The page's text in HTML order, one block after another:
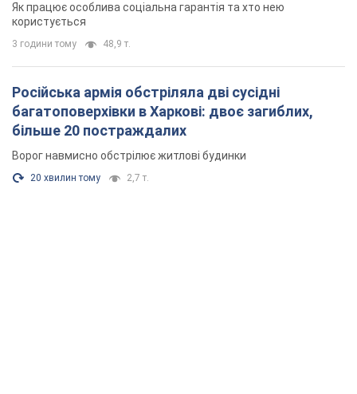
Як працює особлива соціальна гарантія та хто нею
користується
3 години тому 48,9 т.
Російська армія обстріляла дві сусідні
багатоповерхівки в Харкові: двоє загиблих,
більше 20 постраждалих
Ворог навмисно обстрілює житлові будинки
20 хвилин тому 2,7 т.